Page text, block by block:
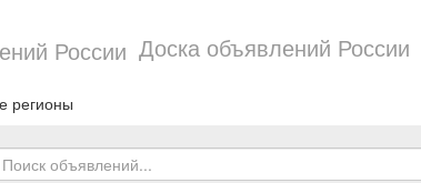
Доска объявлений России
регионы